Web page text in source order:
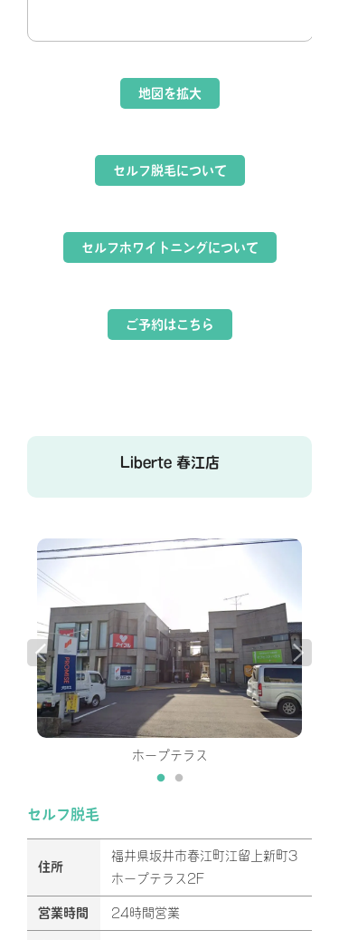
地図を拡大
セルフ脱毛について
セルフホワイトニングについて
ご予約はこちら
Liberte 春江店
ホープテラス
セルフ脱毛
住所
福井県坂井市春江町江留上新町3
ホープテラス2F
営業時間 24時間営業